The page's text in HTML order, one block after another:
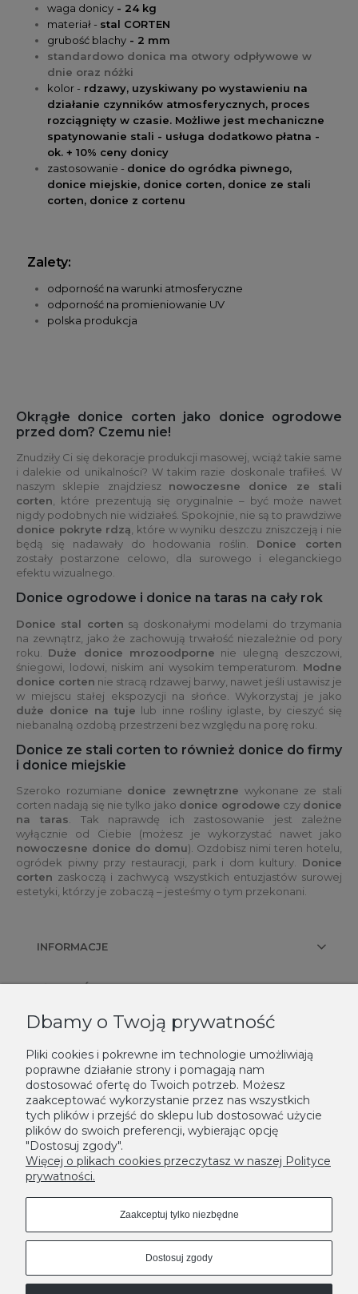
waga donicy - 24 kg
materiał - stal CORTEN
grubość blachy - 2 mm
standardowo donica ma otwory odpływowe w
dnie oraz nóżki
kolor - rdzawy, uzyskiwany po wystawieniu na
działanie czynników atmosferycznych, proces
rozciągnięty w czasie. Możliwe jest mechaniczne
spatynowanie stali - usługa dodatkowo płatna -
ok. + 10% ceny donicy
zastosowanie - donice do ogródka piwnego,
donice miejskie, donice corten, donice ze stali
corten, donice z cortenu
Zalety:
odporność na warunki atmosferyczne
odporność na promieniowanie UV
polska produkcja
Okrągłe donice corten jako donice ogrodowe
przed dom? Czemu nie!
Znudziły Ci się dekoracje produkcji masowej, wciąż takie same
i dalekie od unikalności? W takim razie doskonale trafiłeś. W
naszym sklepie znajdziesz nowoczesne donice ze stali
corten , które prezentują się oryginalnie – być może nawet
nigdy podobnych nie widziałeś. Spokojnie, nie są to prawdziwe
donice pokryte rdzą , które w wyniku deszczu zniszczeją i nie
będą się nadawały do hodowania roślin. Donice corten
zostały postarzone celowo, dla surowego i eleganckiego
efektu wizualnego.
Donice ogrodowe i donice na taras na cały rok
Donice stal corten są doskonałymi modelami do trzymania
na zewnątrz, jako że zachowują trwałość niezależnie od pory
roku. Duże donice mrozoodporne nie ulegną deszczowi,
śniegowi, lodowi, niskim ani wysokim temperaturom. Modne
donice corten nie stracą rdzawej barwy, nawet jeśli ustawisz je
w miejscu stałej ekspozycji na słońce. Wykorzystaj je jako
duże donice na tuje lub inne rośliny iglaste, by cieszyć się
niebanalną ozdobą przestrzeni bez względu na porę roku.
Donice ze stali corten to również donice do firmy
i donice miejskie
Szeroko rozumiane donice zewnętrzne wykonane ze stali
corten nadają się nie tylko jako donice ogrodowe czy donice
na taras . Tak naprawdę ich zastosowanie jest zależne
wyłącznie od Ciebie (możesz je wykorzystać nawet jako
nowoczesne donice do domu). Ozdobisz nimi teren hotelu,
ogródek piwny przy restauracji, park i dom kultury. Donice
corten zaskoczą i zachwycą wszystkich entuzjastów surowej
estetyki, którzy je zobaczą – jesteśmy o tym przekonani.
INFORMACJE
PŁATNOŚCI I DOSTAWA
KONTAKT
NEWSLETTER
Podaj swój adres e-mail, jeżeli chcesz otrzymywać informacje o
nowościach i promocjach.
Zapisz się
Dbamy o Twoją prywatność
Pliki cookies i pokrewne im technologie umożliwiają
poprawne działanie strony i pomagają nam
dostosować ofertę do Twoich potrzeb. Możesz
zaakceptować wykorzystanie przez nas wszystkich
tych plików i przejść do sklepu lub dostosować użycie
plików do swoich preferencji, wybierając opcję
"Dostosuj zgody".
Więcej o plikach cookies przeczytasz w naszej Polityce
prywatności.
Zaakceptuj tylko niezbędne
Dostosuj zgody